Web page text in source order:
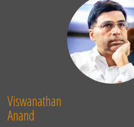
Viswanathan
Anand